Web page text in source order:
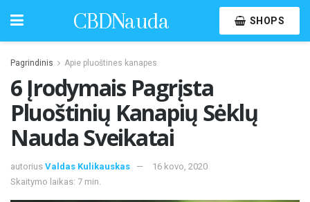
CBDNauda SHOPS
Pagrindinis Apie pluoštines kanapes
6 Įrodymais Pagrįsta
Pluoštinių Kanapių Sėklų
Nauda Sveikatai
autorius Valdas Kulikauskas
16 kovo, 2020
Skaitymo laikas: 7 min.